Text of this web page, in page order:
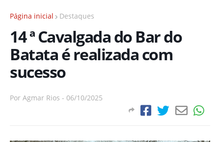
Página inicial Destaques
14 ª Cavalgada do Bar do
Batata é realizada com
sucesso
Por Agmar Rios - 06/10/2025